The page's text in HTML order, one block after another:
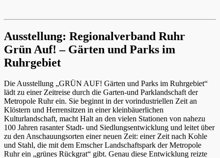
Ausstellung: Regionalverband Ruhr
Grün Auf! – Gärten und Parks im
Ruhrgebiet
Die Ausstellung „GRÜN AUF! Gärten und Parks im Ruhrgebiet“
lädt zu einer Zeitreise durch die Garten-und Parklandschaft der
Metropole Ruhr ein. Sie beginnt in der vorindustriellen Zeit an
Klöstern und Herrensitzen in einer kleinbäuerlichen
Kulturlandschaft, macht Halt an den vielen Stationen von nahezu
100 Jahren rasanter Stadt- und Siedlungsentwicklung und leitet über
zu den Anschauungsorten einer neuen Zeit: einer Zeit nach Kohle
und Stahl, die mit dem Emscher Landschaftspark der Metropole
Ruhr ein „grünes Rückgrat“ gibt. Genau diese Entwicklung reizte